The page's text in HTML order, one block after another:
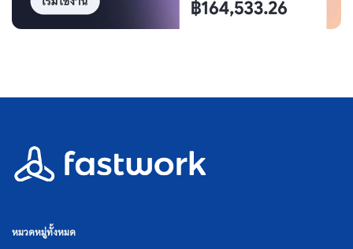
หมวดหมู่ทั้งหมด